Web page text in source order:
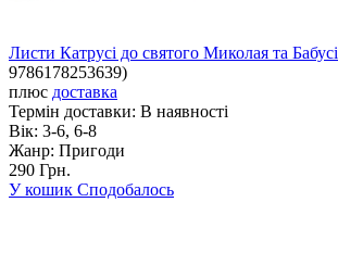
Листи Катрусі до святого Миколая та Бабусі
9786178253639)
плюс доставка
Термін доставки: В наявності
Вік: 3-6, 6-8
Жанр: Пригоди
290 Грн.
У кошик Сподобалось